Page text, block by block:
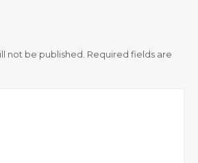
not be published. Required fields are